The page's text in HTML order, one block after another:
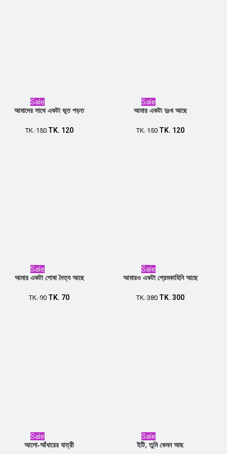
Sale
Add to cart
আমাদের সাথে একটা ভূত পড়ত
TK.150 TK. 120
Sale
Add to cart
আমার একটা দুঃখ আছে
TK.150 TK. 120
Sale
Add to cart
আমার একটা পোষা দৈত্য আছে
TK.90 TK. 70
Sale
Add to cart
আমারও একটা প্রেমকাহিনি আছে
TK.380 TK. 300
Sale
আলো-আঁধারের যাত্রী
Sale
ইটি, তুমি কেমন আছ